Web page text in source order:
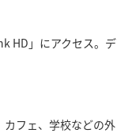
HD」にアクセス。デー
フェ、学校などの外